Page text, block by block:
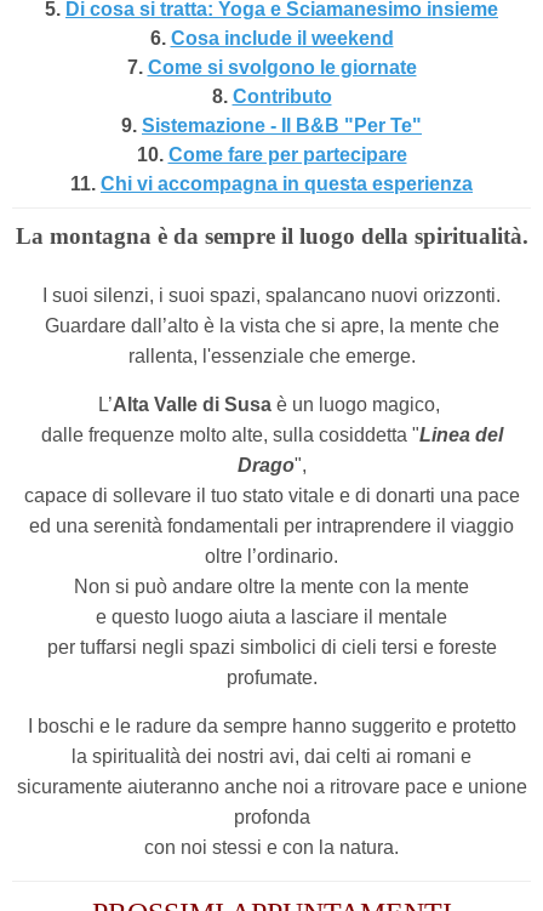
5. Di cosa si tratta: Yoga e Sciamanesimo insieme
6. Cosa include il weekend
7. Come si svolgono le giornate
8. Contributo
9. Sistemazione - Il B&B "Per Te"
10. Come fare per partecipare
11. Chi vi accompagna in questa esperienza
La montagna è da sempre il luogo della spiritualità.
I suoi silenzi, i suoi spazi, spalancano nuovi orizzonti.
Guardare dall’alto è la vista che si apre, la mente che
rallenta, l'essenziale che emerge.
L’Alta Valle di Susa è un luogo magico,
dalle frequenze molto alte, sulla cosiddetta "Linea del
Drago",
capace di sollevare il tuo stato vitale e di donarti una pace
ed una serenità fondamentali per intraprendere il viaggio
oltre l’ordinario.
Non si può andare oltre la mente con la mente
e questo luogo aiuta a lasciare il mentale
per tuffarsi negli spazi simbolici di cieli tersi e foreste
profumate.
I boschi e le radure da sempre hanno suggerito e protetto
la spiritualità dei nostri avi, dai celti ai romani e
sicuramente aiuteranno anche noi a ritrovare pace e unione
profonda
con noi stessi e con la natura.